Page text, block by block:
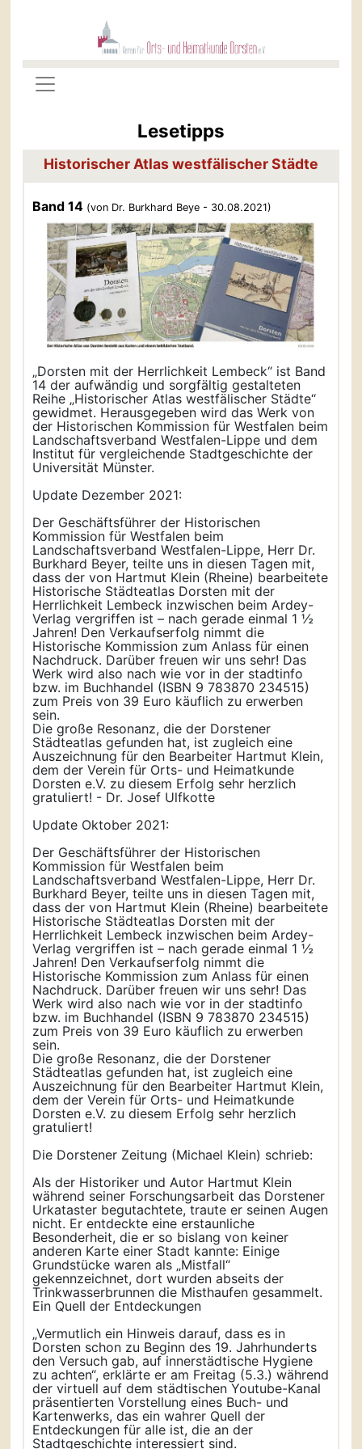
Lesetipps
Historischer Atlas westfälischer Städte
Band 14 (von Dr. Burkhard Beye - 30.08.2021)
„Dorsten mit der Herrlichkeit Lembeck“ ist Band
14 der aufwändig und sorgfältig gestalteten
Reihe „Historischer Atlas westfälischer Städte“
gewidmet. Herausgegeben wird das Werk von
der Historischen Kommission für Westfalen beim
Landschaftsverband Westfalen-Lippe und dem
Institut für vergleichende Stadtgeschichte der
Universität Münster.
Update Dezember 2021:
Der Geschäftsführer der Historischen
Kommission für Westfalen beim
Landschaftsverband Westfalen-Lippe, Herr Dr.
Burkhard Beyer, teilte uns in diesen Tagen mit,
dass der von Hartmut Klein (Rheine) bearbeitete
Historische Städteatlas Dorsten mit der
Herrlichkeit Lembeck inzwischen beim Ardey-
Verlag vergriffen ist – nach gerade einmal 1 ½
Jahren! Den Verkaufserfolg nimmt die
Historische Kommission zum Anlass für einen
Nachdruck. Darüber freuen wir uns sehr! Das
Werk wird also nach wie vor in der stadtinfo
bzw. im Buchhandel (ISBN 9 783870 234515)
zum Preis von 39 Euro käuflich zu erwerben
sein.
Die große Resonanz, die der Dorstener
Städteatlas gefunden hat, ist zugleich eine
Auszeichnung für den Bearbeiter Hartmut Klein,
dem der Verein für Orts- und Heimatkunde
Dorsten e.V. zu diesem Erfolg sehr herzlich
gratuliert! - Dr. Josef Ulfkotte
Update Oktober 2021:
Der Geschäftsführer der Historischen
Kommission für Westfalen beim
Landschaftsverband Westfalen-Lippe, Herr Dr.
Burkhard Beyer, teilte uns in diesen Tagen mit,
dass der von Hartmut Klein (Rheine) bearbeitete
Historische Städteatlas Dorsten mit der
Herrlichkeit Lembeck inzwischen beim Ardey-
Verlag vergriffen ist – nach gerade einmal 1 ½
Jahren! Den Verkaufserfolg nimmt die
Historische Kommission zum Anlass für einen
Nachdruck. Darüber freuen wir uns sehr! Das
Werk wird also nach wie vor in der stadtinfo
bzw. im Buchhandel (ISBN 9 783870 234515)
zum Preis von 39 Euro käuflich zu erwerben
sein.
Die große Resonanz, die der Dorstener
Städteatlas gefunden hat, ist zugleich eine
Auszeichnung für den Bearbeiter Hartmut Klein,
dem der Verein für Orts- und Heimatkunde
Dorsten e.V. zu diesem Erfolg sehr herzlich
gratuliert!
Die Dorstener Zeitung (Michael Klein) schrieb:
Als der Historiker und Autor Hartmut Klein
während seiner Forschungsarbeit das Dorstener
Urkataster begutachtete, traute er seinen Augen
nicht. Er entdeckte eine erstaunliche
Besonderheit, die er so bislang von keiner
anderen Karte einer Stadt kannte: Einige
Grundstücke waren als „Mistfall“
gekennzeichnet, dort wurden abseits der
Trinkwasserbrunnen die Misthaufen gesammelt.
Ein Quell der Entdeckungen
„Vermutlich ein Hinweis darauf, dass es in
Dorsten schon zu Beginn des 19. Jahrhunderts
den Versuch gab, auf innerstädtische Hygiene
zu achten“, erklärte er am Freitag (5.3.) während
der virtuell auf dem städtischen Youtube-Kanal
präsentierten Vorstellung eines Buch- und
Kartenwerks, das ein wahrer Quell der
Entdeckungen für alle ist, die an der
Stadtgeschichte interessiert sind.